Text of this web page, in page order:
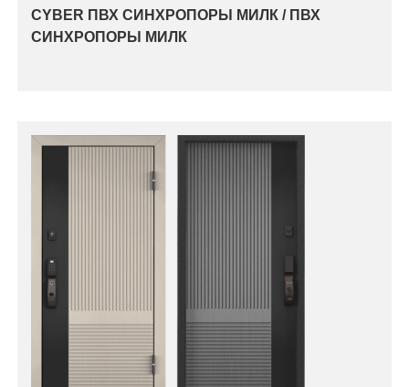
CYBER ПВХ СИНХРОПОРЫ МИЛК / ПВХ
СИНХРОПОРЫ МИЛК